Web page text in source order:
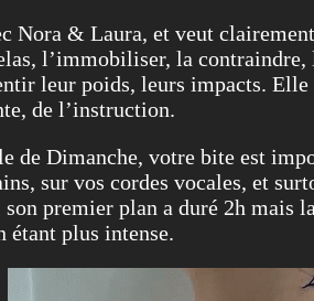
Nora & Laura, et veut
l’immobiliser, la contraindre,
leur poids, leurs impacts.
de l’instruction.
de Dimanche, votre bite est
sur vos cordes vocales, et
premier plan a duré 2h mais
étant plus intense.